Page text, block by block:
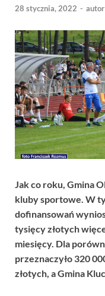
28 stycznia, 2022 - autor
Jak co roku, Gmina
kluby sportowe. W
dofinansowań
tysięcy złotych
miesięcy. Dla
przeznaczyło 320
złotych, a Gmina